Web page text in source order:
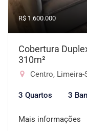
R$ 1.600.000
Cobertura
310m²
Centro, Limeira-
3 Quartos 3
Mais informações